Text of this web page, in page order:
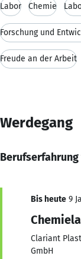
Labor Chemie
Forschung und
Freude an der Arbeit
Werdegang
Bis heute 9
Clariant
GmbH